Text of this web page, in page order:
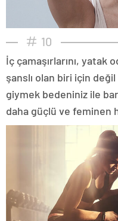
10
İç çamaşırlarını, yatak
şanslı olan biri için
giymek bedeniniz ile
daha güçlü ve feminen